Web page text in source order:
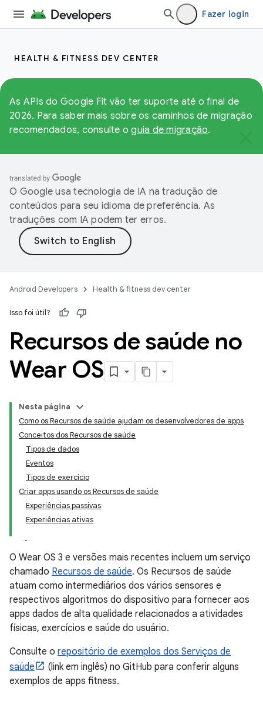
Fazer login
HEALTH & FITNESS DEV CENTER
As APIs do Google Fit vão ter suporte até o final de
2026. Para saber mais sobre os caminhos de migração
recomendados, consulte oguia de migração.
O Google usa tecnologia de IA na tradução de
conteúdos para seu idioma de preferência. As
traduções com IA podem ter erros.
Android Developers Health & fitness dev center
Isso foi útil?
Recursos de saúde no
Wear OS
Nesta página
Como os Recursos de saúde ajudam os desenvolvedores de apps
Conceitos dos Recursos de saúde
Tipos de dados
Eventos
Tipos de exercício
Criar apps usando os Recursos de saúde
Experiências passivas
Experiências ativas
O Wear OS 3 e versões mais recentes incluem um serviço
chamado Recursos de saúde. Os Recursos de saúde
atuam como intermediários dos vários sensores e
respectivos algoritmos do dispositivo para fornecer aos
apps dados de alta qualidade relacionados a atividades
físicas, exercícios e saúde do usuário.
Consulte o repositório de exemplos dos Serviços de
saúde
(link em inglês) no GitHub para conferir alguns
exemplos de apps fitness.